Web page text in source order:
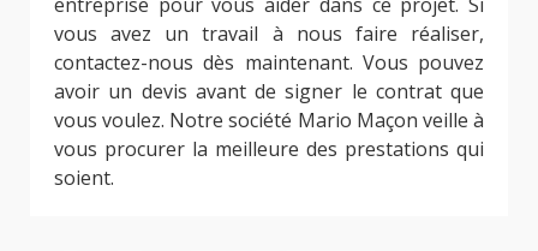
vous avez un travail à nous faire réaliser,
contactez-nous dès maintenant. Vous pouvez
avoir un devis avant de signer le contrat que
vous voulez. Notre société Mario Maçon veille à
vous procurer la meilleure des prestations qui
soient.